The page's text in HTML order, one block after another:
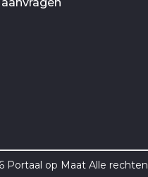
Portaal op Maat Alle